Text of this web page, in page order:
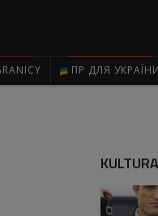
ПР ДЛЯ УКРАЇНИ